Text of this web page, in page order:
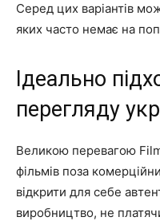
Серед цих варіантів
яких часто немає на
Ідеально
перегляду
Великою перевагою
фільмів поза
відкрити для себе
виробництво, не